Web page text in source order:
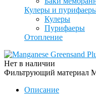
Кулеры и
Кулеры
Пурифаеры
Отопление
Нет в наличии
Фильтрующий материал
Описание